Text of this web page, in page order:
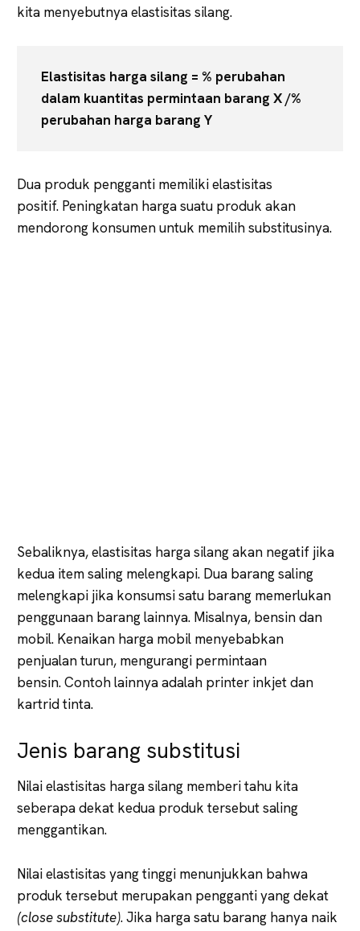
kita menyebutnya elastisitas silang.
Elastisitas harga silang = % perubahan
dalam kuantitas permintaan barang X /%
perubahan harga barang Y
Dua produk pengganti memiliki elastisitas
positif. Peningkatan harga suatu produk akan
mendorong konsumen untuk memilih substitusinya.
Sebaliknya, elastisitas harga silang akan negatif jika
kedua item saling melengkapi. Dua barang saling
melengkapi jika konsumsi satu barang memerlukan
penggunaan barang lainnya. Misalnya, bensin dan
mobil. Kenaikan harga mobil menyebabkan
penjualan turun, mengurangi permintaan
bensin. Contoh lainnya adalah printer inkjet dan
kartrid tinta.
Jenis barang substitusi
Nilai elastisitas harga silang memberi tahu kita
seberapa dekat kedua produk tersebut saling
menggantikan.
Nilai elastisitas yang tinggi menunjukkan bahwa
produk tersebut merupakan pengganti yang dekat
(close substitute). Jika harga satu barang hanya naik